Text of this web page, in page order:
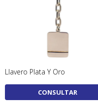
Llavero Plata Y Oro
CONSULTAR